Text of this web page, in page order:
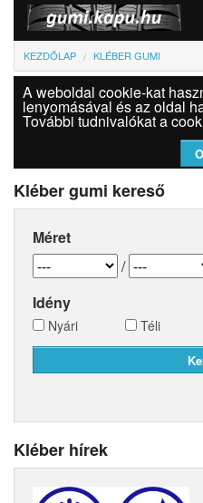
Gumi
Felni
Szolgáltatások
Bejelentkezés
KEZDŐLAP KLÉBER GUMI
A weboldal cookie-kat
lenyomásával és az oldal
További tudnivalókat a
Kléber gumi kereső
Méret
/
Idény
Nyári Téli
Kléber hírek